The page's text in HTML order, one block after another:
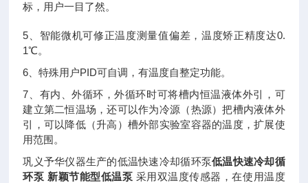
标，用户一目了然。
5、智能微机可修正温度测量值偏差，温度矫正精度达0.
1℃。
6、特殊用户PID可自调，有温度自整定功能。
7、有内、外循环，外循环时可将槽内恒温液体外引，可
建立第二恒温场，还可以作为冷源（热源）把槽内液体外
引，可以降低（升高）槽外部实验室容器的温度，扩展使
用范围。
巩义予华仪器生产的低温快速冷却循环泵低温快速冷却循
环泵 新颖节能型低温泵 采用双温度传感器，在使用温度